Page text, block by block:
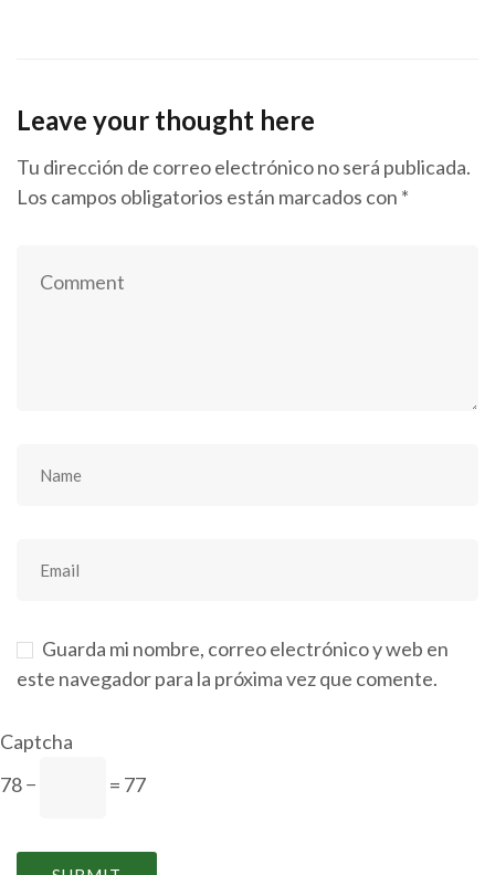
Leave your thought here
Tu dirección de correo electrónico no será publicada.
Los campos obligatorios están marcados con *
Guarda mi nombre, correo electrónico y web en
este navegador para la próxima vez que comente.
Captcha
78 −
= 77